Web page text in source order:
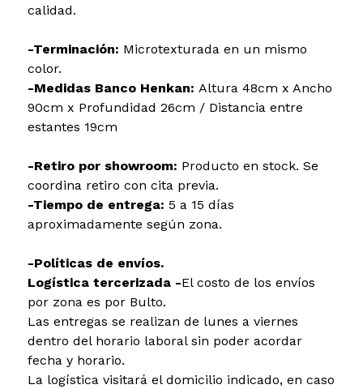
calidad.
-Terminación: Microtexturada en un mismo
color.
-Medidas Banco Henkan: Altura 48cm x Ancho
90cm x Profundidad 26cm / Distancia entre
estantes 19cm
-Retiro por showroom: Producto en stock. Se
coordina retiro con cita previa.
-Tiempo de entrega: 5 a 15 días
aproximadamente según zona.
-Políticas de envíos.
Logística tercerizada -El costo de los envíos
por zona es por Bulto.
Las entregas se realizan de lunes a viernes
dentro del horario laboral sin poder acordar
fecha y horario.
La logística visitará el domicilio indicado, en caso